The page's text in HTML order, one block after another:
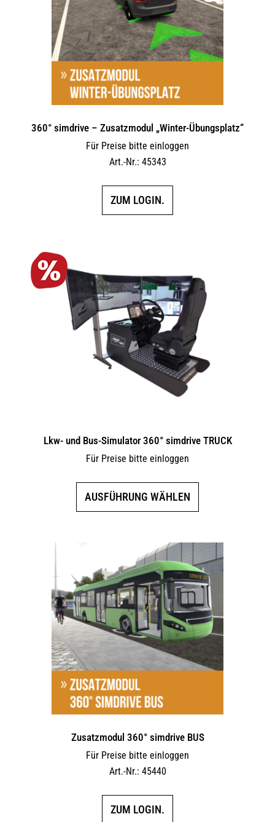
360° simdrive – Zusatzmodul „Winter-Übungsplatz“
Für Preise bitte einloggen
Art.-Nr.: 45343
ZUM LOGIN.
Lkw- und Bus-Simulator 360° simdrive TRUCK
Für Preise bitte einloggen
AUSFÜHRUNG WÄHLEN
auf.
Die
Optionen
können
auf
Produktseite
Zusatzmodul 360° simdrive BUS
Für Preise bitte einloggen
Art.-Nr.: 45440
ZUM LOGIN.